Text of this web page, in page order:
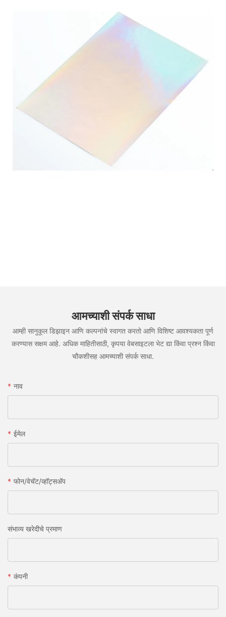
आमच्याशी संपर्क साधा
आम्ही सानुकूल डिझाइन आणि कल्पनांचे स्वागत करतो आणि विशिष्ट आवश्यकता पूर्ण
करण्यास सक्षम आहे. अधिक माहितीसाठी, कृपया वेबसाइटला भेट द्या किंवा प्रश्न किंवा
चौकशीसह आमच्याशी संपर्क साधा.
नाव
ईमेल
फोन/वेचॅट/व्हॉट्सअ‍ॅप
संभाव्य खरेदीचे प्रमाण
कंपनी